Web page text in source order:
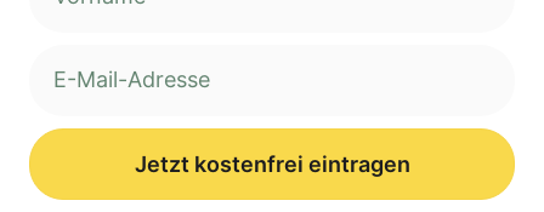
Jetzt kostenfrei eintragen